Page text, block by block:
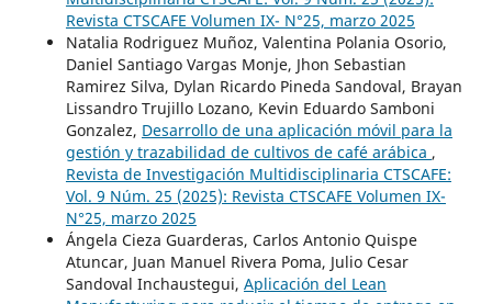
Revista CTSCAFE Volumen IX- N°25, marzo 2025
Natalia Rodriguez Muñoz, Valentina Polania Osorio,
Daniel Santiago Vargas Monje, Jhon Sebastian
Ramirez Silva, Dylan Ricardo Pineda Sandoval, Brayan
Lissandro Trujillo Lozano, Kevin Eduardo Samboni
Gonzalez, Desarrollo de una aplicación móvil para la
gestión y trazabilidad de cultivos de café arábica ,
Revista de Investigación Multidisciplinaria CTSCAFE:
Vol. 9 Núm. 25 (2025): Revista CTSCAFE Volumen IX-
N°25, marzo 2025
Ángela Cieza Guarderas, Carlos Antonio Quispe
Atuncar, Juan Manuel Rivera Poma, Julio Cesar
Sandoval Inchaustegui, Aplicación del Lean